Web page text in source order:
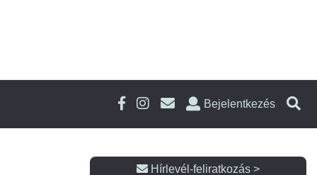
Bejelentkezés
Hírlevél-feliratkozás >